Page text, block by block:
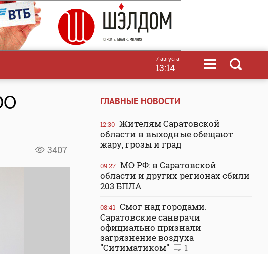
7 августа
13:14
3407
ГЛАВНЫЕ НОВОСТИ
12:30 Жителям Саратовской
области в выходные обещают
жару, грозы и град
09:27 МО РФ: в Саратовской
области и других регионах сбили
203 БПЛА
08:41 Смог над городами.
Саратовские санврачи
официально признали
загрязнение воздуха
"Ситиматиком"
1